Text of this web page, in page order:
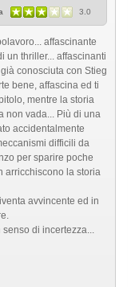
3.0
affascinante
un thriller... affascinanti
conosciuta con Stieg
bene, affascina ed ti
mentre la storia
non vada... Più di una
accidentalmente
difficili da
per sparire poche
arricchiscono la storia
avvincente ed in
di incertezza...